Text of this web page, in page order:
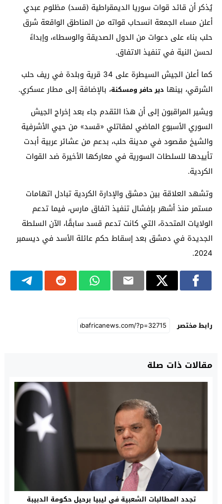
يُذكر أن قائد قوات سوريا الديمقراطية (قسد) مظلوم عبدي
أعلن مساء الجمعة انسحاب قواته من المناطق الواقعة شرق
حلب بناء على دعوات من الدول الصديقة والوسطاء، وإبداءً
لحسن النية في تنفيذ الاتفاق.
كما أعلن الجيش السيطرة على 34 قرية وبلدة في ريف حلب
الشرقي، بينها دير حافر ومسكنة، بالإضافة إلى مطار عسكري.
ويشير المراقبون إلى أن هذا التقدم جاء بعد إخراج الجيش
السوري الأسبوع الماضي لمقاتلي «قسد» من حيي الأشرفية
والشيخ مقصود في مدينة حلب، بدعم من عشائر عربية أبدت
تأييدها للسلطات السورية في معاركها الأخيرة ضد القوات
الكردية.
وتشهد العلاقة بين دمشق والإدارة الكردية تبادل اتهامات
مستمر منذ أشهر بإفشال تنفيذ اتفاق مارس، فيما تدعم
الولايات المتحدة، التي كانت تدعم قسد سابقًا، الآن السلطة
الجديدة في دمشق بعد إسقاط حكم عائلة الأسد في ديسمبر
2024.
رابط مختصر
مقالات ذات صلة
تجدد المطالبات الشعبية في ليبيا برحيل حكومة الدبيبة